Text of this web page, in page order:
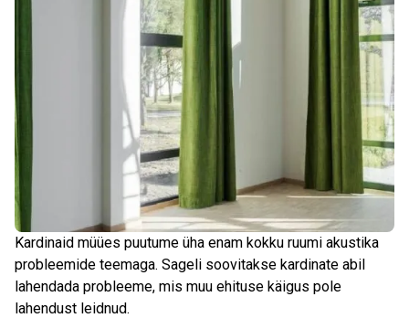
Kardinaid müües puutume üha enam kokku ruumi akustika
probleemide teemaga. Sageli soovitakse kardinate abil
lahendada probleeme, mis muu ehituse käigus pole
lahendust leidnud.